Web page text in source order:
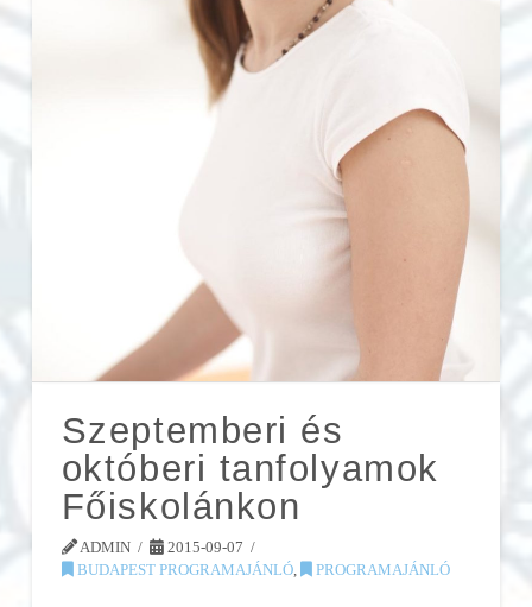
Szeptemberi és
októberi tanfolyamok
Főiskolánkon
ADMIN
2015-09-07
BUDAPEST PROGRAMAJÁNLÓ, PROGRAMAJÁNLÓ